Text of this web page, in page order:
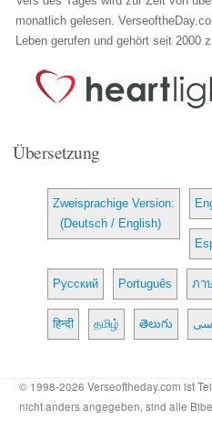
monatlich gelesen.
Leben gerufen und gehört seit 2000
Übersetzung
Zweisprachige Version:
(Deutsch / English)
Русский Português ภา
हिन्दी தமிழ் తెలుగు
© 1998-2026 Verseoftheday.com ist
nicht anders angegeben, sind alle